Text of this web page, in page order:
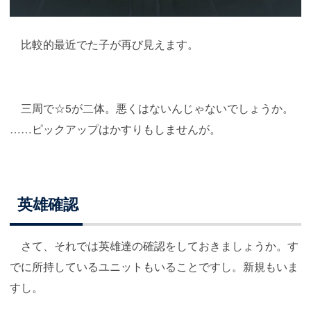
比較的最近でた子が再び見えます。
三周で☆5が二体。悪くはないんじゃないでしょうか。
……ピックアップはかすりもしませんが。
英雄確認
さて、それでは英雄達の確認をしておきましょうか。す
でに所持しているユニットもいることですし。新規もいま
すし。